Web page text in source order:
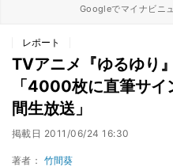
Googleでマイナビニ
レポート
TVアニメ『ゆるゆり
「4000枚に直筆サ
間生放送」
掲載日 2011/06/24 16:30
著者： 竹間葵